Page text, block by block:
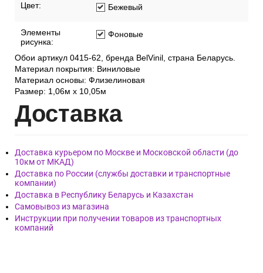
Цвет: Бежевый
Элементы
рисунка:
Фоновые
Обои артикул 0415-62, бренда BelVinil, страна Беларусь.
Материал покрытия: Виниловые
Материал основы: Флизелиновая
Размер: 1,06м х 10,05м
Доставка
Доставка курьером по Москве и Московской области (до
10км от МКАД)
Доставка по России (службы доставки и транспортные
компании)
Доставка в Республику Беларусь и Казахстан
Самовывоз из магазина
Инструкции при получении товаров из транспортных
компаний